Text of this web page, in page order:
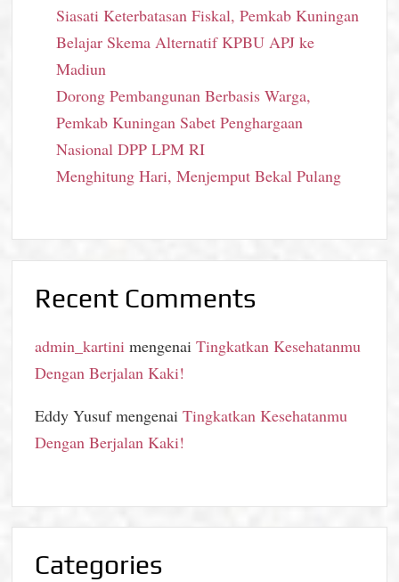
Siasati Keterbatasan Fiskal, Pemkab Kuningan
Belajar Skema Alternatif KPBU APJ ke
Madiun
Dorong Pembangunan Berbasis Warga,
Pemkab Kuningan Sabet Penghargaan
Nasional DPP LPM RI
Menghitung Hari, Menjemput Bekal Pulang
Recent Comments
admin_kartini mengenaiTingkatkan Kesehatanmu
Dengan Berjalan Kaki!
Eddy YusufmengenaiTingkatkan Kesehatanmu
Dengan Berjalan Kaki!
Categories